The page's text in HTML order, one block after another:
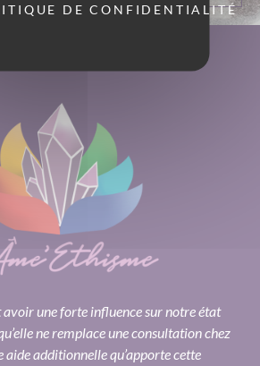
une forte influence sur notre état
ne remplace une consultation chez
aide additionnelle qu’apporte cette
DE CONFIDENTIALITÉ